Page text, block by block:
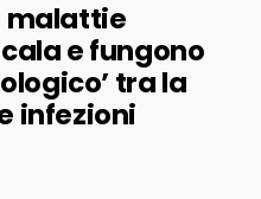
malattie
e fungono
tra la
infezioni